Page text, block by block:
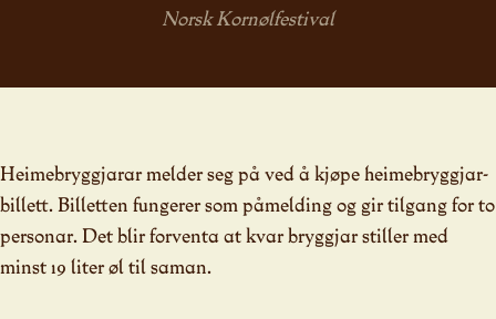
Norsk Kornølfestival
Heimebryggjarar melder seg på ved å kjøpe heimebryggjar-
billett. Billetten fungerer som påmelding og gir tilgang for to
personar. Det blir forventa at kvar bryggjar stiller med
minst 19 liter øl til saman.